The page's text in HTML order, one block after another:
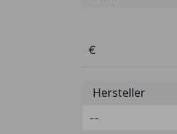
Preis von
€
Hersteller